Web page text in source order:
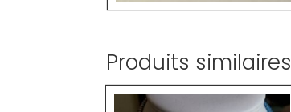
Produits similaires